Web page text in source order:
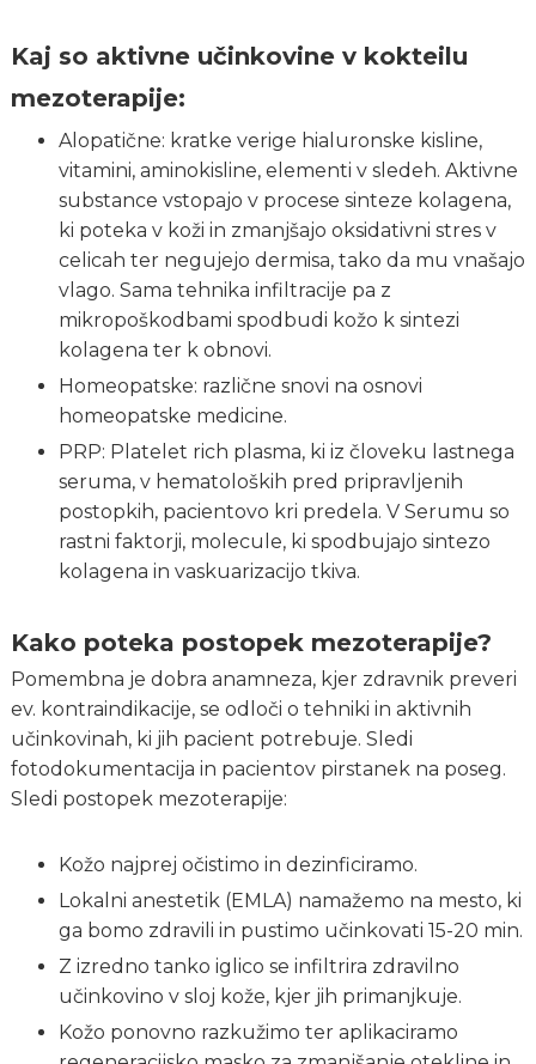
Kaj so aktivne učinkovine v kokteilu
mezoterapije:
Alopatične: kratke verige hialuronske kisline,
vitamini, aminokisline, elementi v sledeh. Aktivne
substance vstopajo v procese sinteze kolagena,
ki poteka v koži in zmanjšajo oksidativni stres v
celicah ter negujejo dermisa, tako da mu vnašajo
vlago. Sama tehnika infiltracije pa z
mikropoškodbami spodbudi kožo k sintezi
kolagena ter k obnovi.
Homeopatske: različne snovi na osnovi
homeopatske medicine.
PRP: Platelet rich plasma, ki iz človeku lastnega
seruma, v hematoloških pred pripravljenih
postopkih, pacientovo kri predela. V Serumu so
rastni faktorji, molecule, ki spodbujajo sintezo
kolagena in vaskuarizacijo tkiva.
Kako poteka postopek mezoterapije?
Pomembna je dobra anamneza, kjer zdravnik preveri
ev. kontraindikacije, se odloči o tehniki in aktivnih
učinkovinah, ki jih pacient potrebuje. Sledi
fotodokumentacija in pacientov pirstanek na poseg.
Sledi postopek mezoterapije:
Kožo najprej očistimo in dezinficiramo.
Lokalni anestetik (EMLA) namažemo na mesto, ki
ga bomo zdravili in pustimo učinkovati 15-20 min.
Z izredno tanko iglico se infiltrira zdravilno
učinkovino v sloj kože, kjer jih primanjkuje.
Kožo ponovno razkužimo ter aplikaciramo